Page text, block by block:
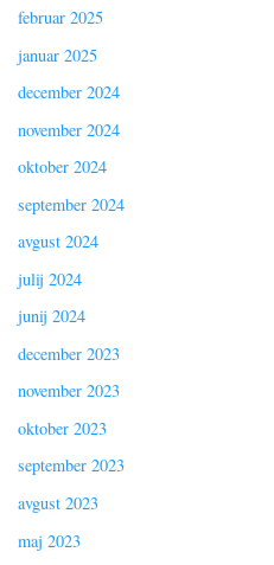
februar 2025
januar 2025
december 2024
november 2024
oktober 2024
september 2024
avgust 2024
julij 2024
junij 2024
december 2023
november 2023
oktober 2023
september 2023
avgust 2023
maj 2023